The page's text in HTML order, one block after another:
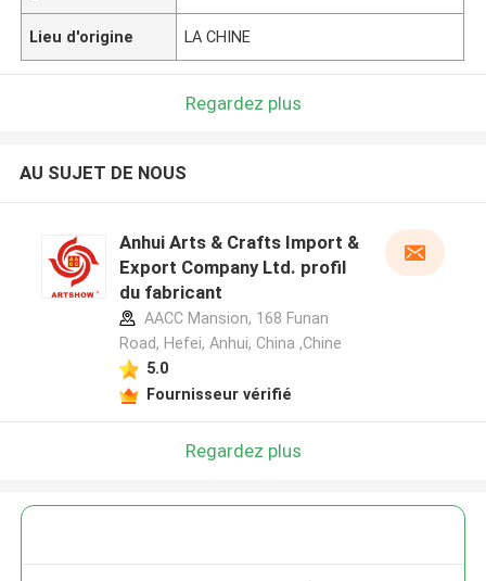
Lieu d'origine LA CHINE
Regardez plus
AU SUJET DE NOUS
Anhui Arts & Crafts Import &
Export Company Ltd. profil
du fabricant
AACC Mansion, 168 Funan
Road, Hefei, Anhui, China ,Chine
5.0
Fournisseur vérifié
Regardez plus